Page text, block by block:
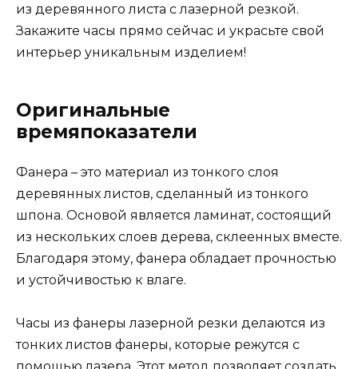
из деревянного листа с лазерной резкой.
Закажите часы прямо сейчас и украсьте свой
интерьер уникальным изделием!
Оригинальные
времяпоказатели
Фанера – это материал из тонкого слоя
деревянных листов, сделанный из тонкого
шпона. Основой является ламинат, состоящий
из нескольких слоев дерева, склеенных вместе.
Благодаря этому, фанера обладает прочностью
и устойчивостью к влаге.
Часы из фанеры лазерной резки делаются из
тонких листов фанеры, которые режутся с
помощью лазера. Этот метод позволяет создать